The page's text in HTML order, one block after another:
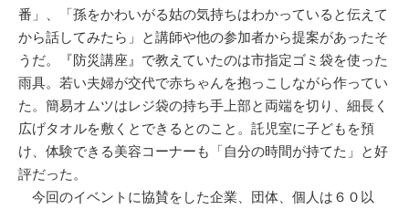
番」、「孫をかわいがる姑の気持ちはわかっていると伝えて
から話してみたら」と講師や他の参加者から提案があったそ
うだ。『防災講座』で教えていたのは市指定ゴミ袋を使った
雨具。若い夫婦が交代で赤ちゃんを抱っこしながら作ってい
た。簡易オムツはレジ袋の持ち手上部と両端を切り、細長く
広げタオルを敷くとできるとのこと。託児室に子どもを預
け、体験できる美容コーナーも「自分の時間が持てた」と好
評だった。
今回のイベントに協賛をした企業、団体、個人は６０以